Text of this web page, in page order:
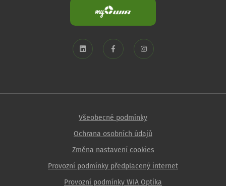
Všeobecné podmínky
Ochrana osobních údajů
Změna nastavení cookies
Provozní podmínky předplacený internet
Provozní podmínky WIA Optika